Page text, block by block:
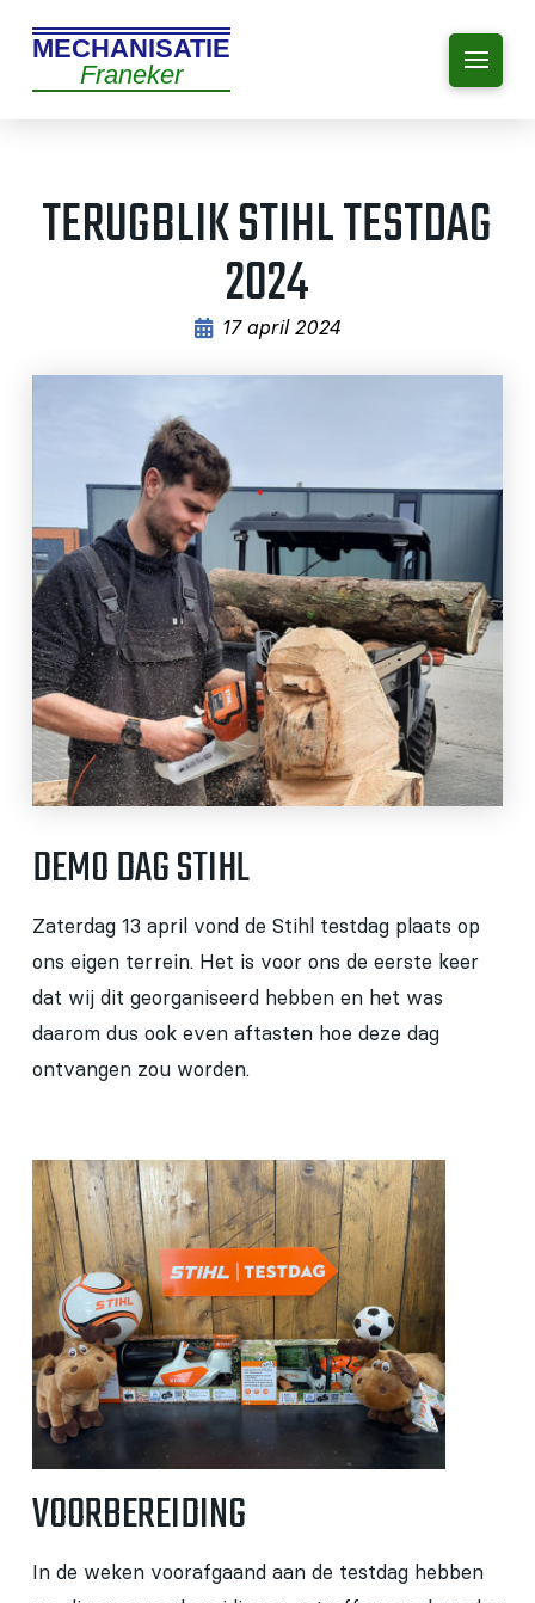
MECHANISATIE
Franeker
TERUGBLIK STIHL TESTDAG
2024
17 april 2024
DEMO DAG STIHL
Zaterdag 13 april vond de Stihl testdag plaats op
ons eigen terrein. Het is voor ons de eerste keer
dat wij dit georganiseerd hebben en het was
daarom dus ook even aftasten hoe deze dag
ontvangen zou worden.
VOORBEREIDING
In de weken voorafgaand aan de testdag hebben